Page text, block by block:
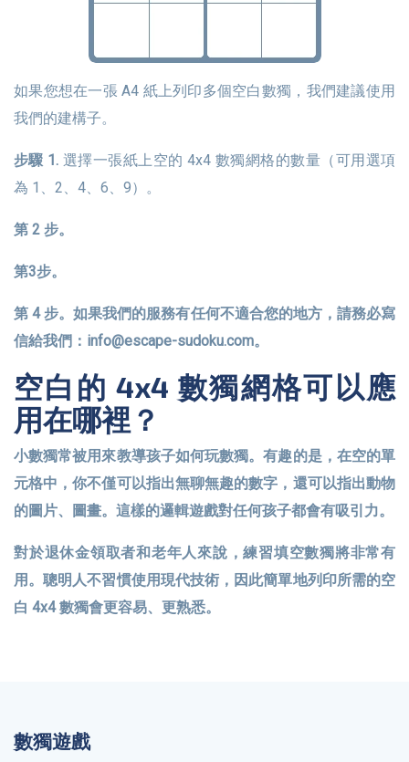
如果您想在一張 A4 紙上列印多個空白數獨，我們建議使用
我們的建構子。
步驟 1. 選擇一張紙上空的 4x4 數獨網格的數量（可用選項
為 1、2、4、6、9）。
第 2 步。
第3步。
第 4 步。如果我們的服務有任何不適合您的地方，請務必寫
信給我們： info@escape-sudoku.com。
空白的 4x4 數獨網格可以應
用在哪裡？
小數獨常被用來教導孩子如何玩數獨。有趣的是，在空的單
元格中，你不僅可以指出無聊無趣的數字，還可以指出動物
的圖片、圖畫。這樣的邏輯遊戲對任何孩子都會有吸引力。
對於退休金領取者和老年人來說，練習填空數獨將非常有
用。聰明人不習慣使用現代技術，因此簡單地列印所需的空
白 4x4 數獨會更容易、更熟悉。
數獨遊戲